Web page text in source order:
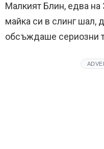
Малкият Блин, едва
майка си в слинг шал,
обсъждаше сериозни